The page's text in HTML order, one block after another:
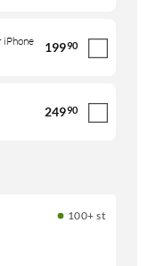
iPhone
19990
24990
100+ st